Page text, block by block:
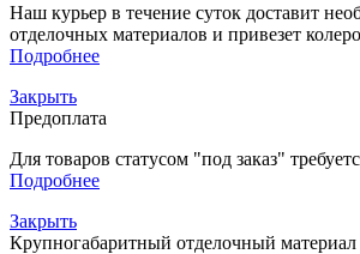
Наш курьер в течение суток доставит
отделочных материалов и привезет
Подробнее
Закрыть
Предоплата
Для товаров статусом "под заказ"
Подробнее
Закрыть
Крупногабаритный отделочный материал